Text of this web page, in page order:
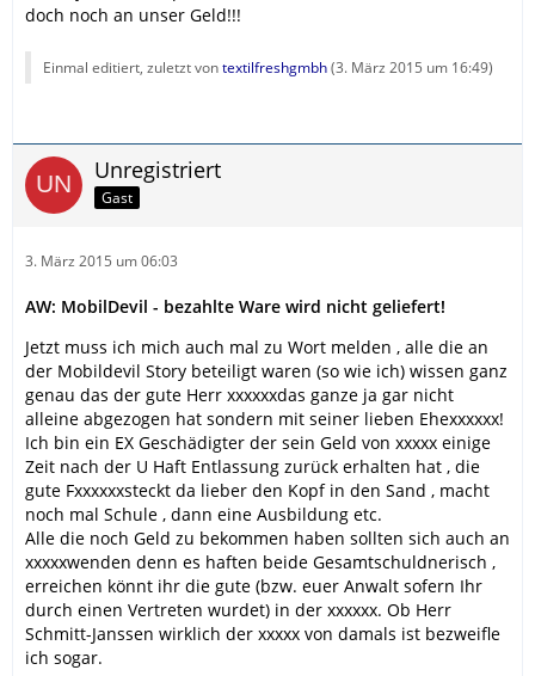
doch noch an unser Geld!!!
Einmal editiert, zuletzt vontextilfreshgmbh(3. März 2015 um 16:49)
Unregistriert
Gast
3. März 2015 um 06:03
AW: MobilDevil - bezahlte Ware wird nicht geliefert!
Jetzt muss ich mich auch mal zu Wort melden , alle die an
der Mobildevil Story beteiligt waren (so wie ich) wissen ganz
genau das der gute Herr xxxxxxdas ganze ja gar nicht
alleine abgezogen hat sondern mit seiner lieben Ehexxxxxx!
Ich bin ein EX Geschädigter der sein Geld von xxxxx einige
Zeit nach der U Haft Entlassung zurück erhalten hat , die
gute Fxxxxxxsteckt da lieber den Kopf in den Sand , macht
noch mal Schule , dann eine Ausbildung etc.
Alle die noch Geld zu bekommen haben sollten sich auch an
xxxxxwenden denn es haften beide Gesamtschuldnerisch ,
erreichen könnt ihr die gute (bzw. euer Anwalt sofern Ihr
durch einen Vertreten wurdet) in der xxxxxx. Ob Herr
Schmitt-Janssen wirklich der xxxxx von damals ist bezweifle
ich sogar.